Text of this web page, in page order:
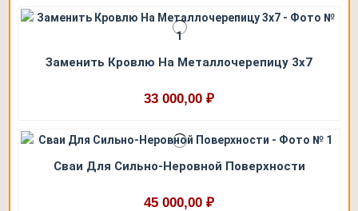
Заменить Кровлю На Металлочерепицу 3x7
33 000,00 ₽
Сваи Для Сильно-Неровной Поверхности
45 000,00 ₽